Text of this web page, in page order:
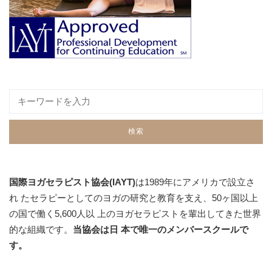
国際ヨガセラピスト協会(IAYT)は1989年にアメリカで設立さ
れ たセラピーとしてのヨガの研究と教育を支え、50ヶ国以上
の国で働く5,600人以 上のヨガセラピストを輩出してきた世界
的な組織です。 当協会は日 本で唯一のメンバースクールで
す。